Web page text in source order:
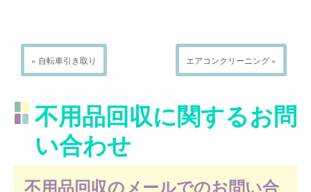
« 自転車引き取り エアコンクリーニング »
不用品回収に関するお問
い合わせ
不用品回収のメールでのお問い合